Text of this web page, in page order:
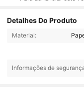
Detalhes Do Produto
Material:
Informações de